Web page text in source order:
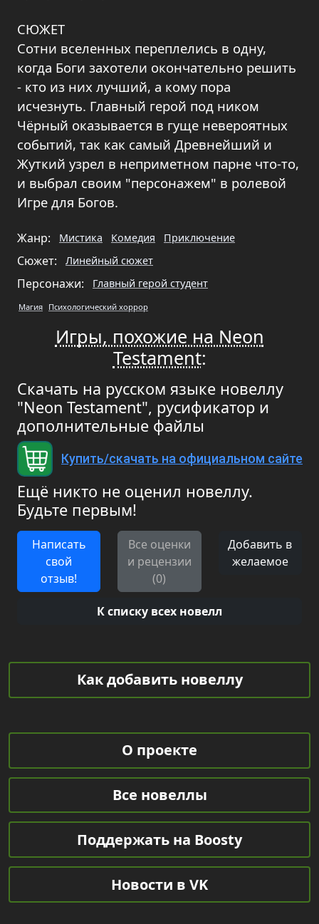
СЮЖЕТ
Сотни вселенных переплелись в одну,
когда Боги захотели окончательно решить
- кто из них лучший, а кому пора
исчезнуть. Главный герой под ником
Чёрный оказывается в гуще невероятных
событий, так как самый Древнейший и
Жуткий узрел в неприметном парне что-то,
и выбрал своим "персонажем" в ролевой
Игре для Богов.
Жанр: Мистика Комедия Приключение
Сюжет: Линейный сюжет
Персонажи: Главный герой студент
Магия Психологический хоррор
Игры, похожие на Neon
Testament:
Скачать на русском языке новеллу
"Neon Testament", русификатор и
дополнительные файлы
Купить/скачать на официальном сайте
Ещё никто не оценил новеллу.
Будьте первым!
Написать
свой
отзыв!
Все оценки
и рецензии
(0)
Добавить в
желаемое
К списку всех новелл
Как добавить новеллу
О проекте
Все новеллы
Поддержать на Boosty
Новости в VK